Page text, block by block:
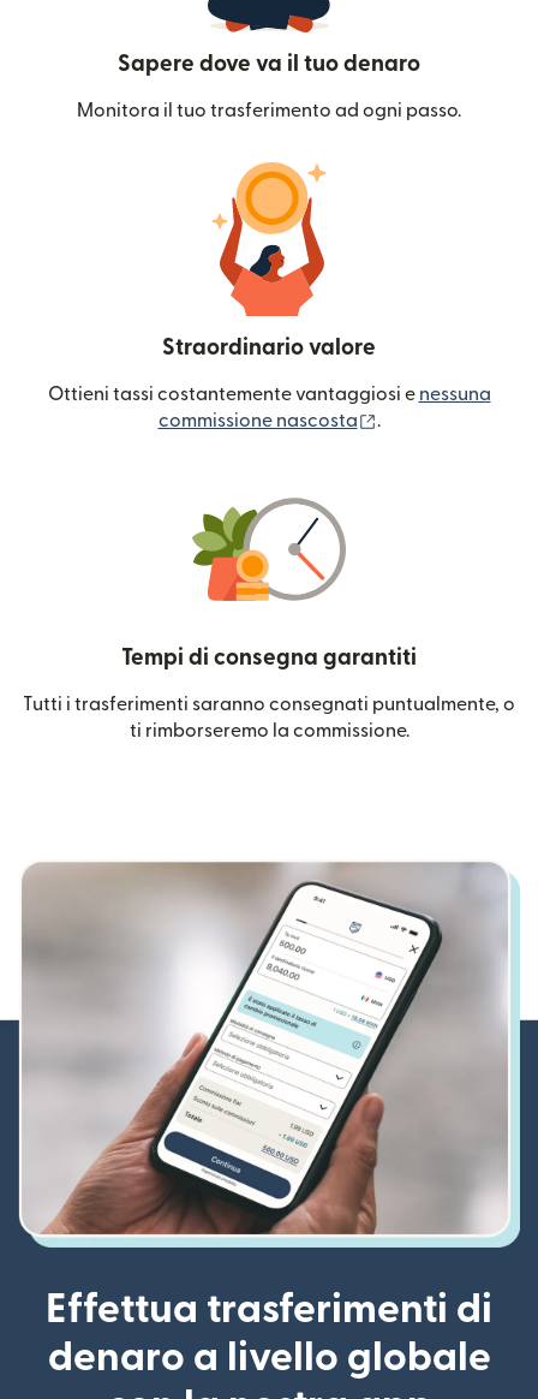
Sapere dove va il tuo denaro
Monitora il tuo trasferimento ad ogni passo.
Straordinario valore
Ottieni tassi costantemente vantaggiosi e nessuna
commissione nascosta
.
Tempi di consegna garantiti
Tutti i trasferimenti saranno consegnati puntualmente, o
ti rimborseremo la commissione.
Effettua trasferimenti di
denaro a livello globale